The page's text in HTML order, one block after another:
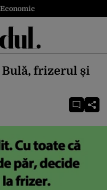
Economic
Bulă, frizerul și